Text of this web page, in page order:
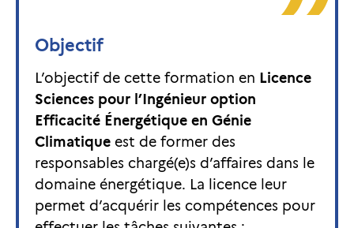
Objectif
L’objectif de cette formation en Licence
Sciences pour l’Ingénieur option
Efficacité Énergétique en Génie
Climatique est de former des
responsables chargé(e)s d’affaires dans le
domaine énergétique. La licence leur
permet d’acquérir les compétences pour